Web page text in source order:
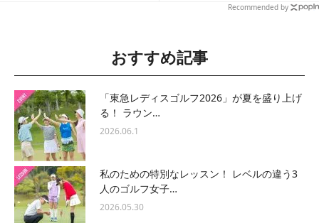
Recommended by
おすすめ記事
「東急レディスゴルフ2026」が夏を盛り上げ
る！ ラウン…
2026.06.1
私のための特別なレッスン！ レベルの違う3
人のゴルフ女子…
2026.05.30